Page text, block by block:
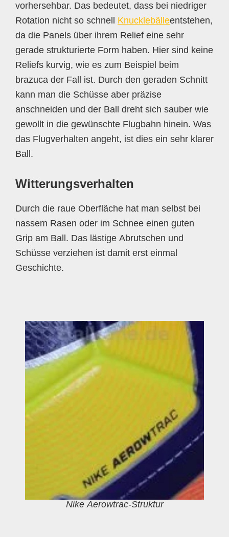
vorhersehbar. Das bedeutet, dass bei niedriger
Rotation nicht so schnell Knucklebälleentstehen,
da die Panels über ihrem Relief eine sehr
gerade strukturierte Form haben. Hier sind keine
Reliefs kurvig, wie es zum Beispiel beim
brazuca der Fall ist. Durch den geraden Schnitt
kann man die Schüsse aber präzise
anschneiden und der Ball dreht sich sauber wie
gewollt in die gewünschte Flugbahn hinein. Was
das Flugverhalten angeht, ist dies ein sehr klarer
Ball.
Witterungsverhalten
Durch die raue Oberfläche hat man selbst bei
nassem Rasen oder im Schnee einen guten
Grip am Ball. Das lästige Abrutschen und
Schüsse verziehen ist damit erst einmal
Geschichte.
Nike Aerowtrac-Struktur